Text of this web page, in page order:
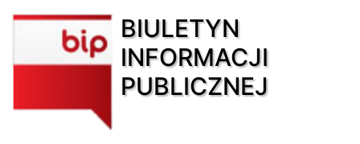
BIULETYN
INFORMACJI
PUBLICZNEJ